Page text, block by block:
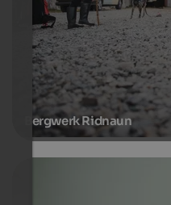
Bergwerk Ridnaun